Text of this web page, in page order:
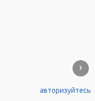
›
авторизуйтесь